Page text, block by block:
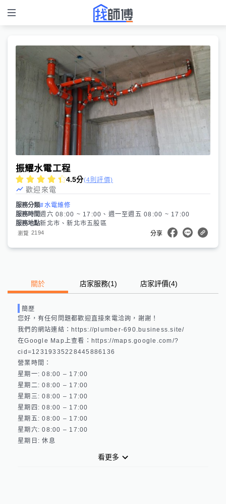
振耀水電工程
4.5分(4則評價)
歡迎來電
服務分類#水電維修
服務時間週六 08:00 ~ 17:00、週一至週五 08:00 ~ 17:00
服務地點新北市、新北市五股區
瀏覽 2194 分享
關於 店家服務(1) 店家評價(4)
簡歷
您好，有任何問題都歡迎直接來電洽詢，謝謝！
我們的網站連結：https://plumber-690.business.site/
在Google Map上查看：https://maps.google.com/?
cid=12319335228445886136
營業時間：
星期一: 08:00 – 17:00
星期二: 08:00 – 17:00
星期三: 08:00 – 17:00
星期四: 08:00 – 17:00
星期五: 08:00 – 17:00
星期六: 08:00 – 17:00
看更多